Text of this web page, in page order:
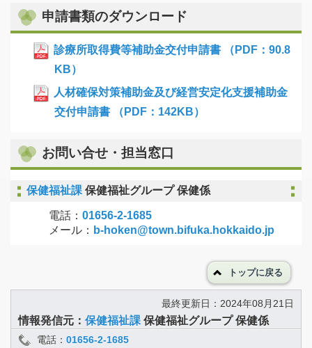
申請書類のダウンロード
診療所取得費等補助金交付申請書 （PDF：90.8
KB）
人材確保対策補助金及び経営安定化支援補助金
交付申請書 （PDF：142KB）
お問い合せ・担当窓口
保健福祉課 保健福祉グループ 保健係
電話： 01656-2-1685
メール： b-hoken@town.bifuka.hokkaido.jp
トップに戻る
最終更新日：2024年08月21日
情報発信元： 保健福祉課 保健福祉グループ 保健係
電話： 01656-2-1685